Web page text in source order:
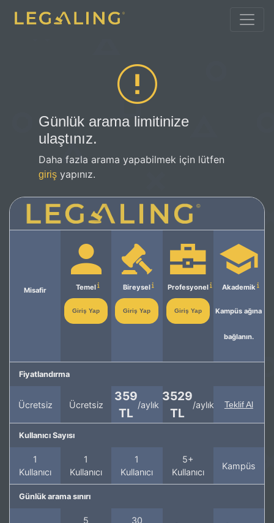
Günlük arama limitinize
ulaştınız.
Daha fazla arama yapabilmek için lütfen
giriş yapınız.
Misafir Temel
Giriş Yap
Bireysel
Giriş Yap
Profesyonel
Giriş Yap
Akademik
Kampüs ağına
bağlanın.
Fiyatlandırma
Ücretsiz Ücretsiz
359
TL
/aylık
3529
TL
/aylık Teklif Al
Kullanıcı Sayısı
1
Kullanıcı
1
Kullanıcı
1
Kullanıcı
5+
Kullanıcı
Kampüs
Günlük arama sınırı
5
30